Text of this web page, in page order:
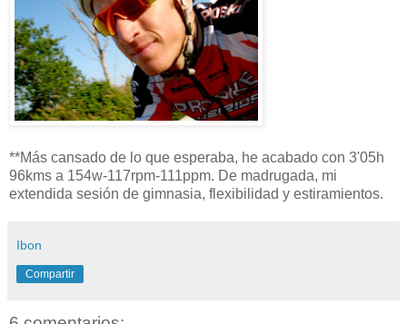
**Más cansado de lo que esperaba, he acabado con 3'05h
96kms a 154w-117rpm-111ppm. De madrugada, mi
extendida sesión de gimnasia, flexibilidad y estiramientos.
Ibon
Compartir